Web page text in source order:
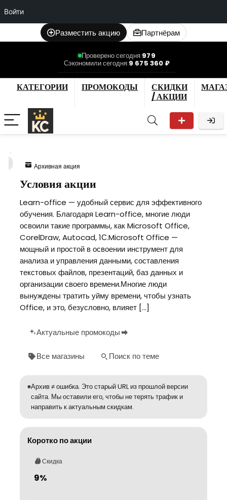
Войти
Разместить акцию Партнёрам
Проверено сегодня:979
Сэкономили сегодня:9 675 360 ₽
КАТЕГОРИИ ПРОМОКОДЫ
СКИДКИ
/ АКЦИИ
Архивная акция
Условия акции
Learn-office — удобный сервис для эффективного
обучения. Благодаря Learn-office, многие люди
освоили такие программы, как Microsoft Office,
CorelDraw, Autocad, 1С.Microsoft Office —
мощный и простой в освоении инструмент для
анализа и управления данными, составления
текстовых файлов, презентаций, баз данных и
организации своего времени.Многие люди
вынуждены тратить уйму времени, чтобы узнать
Office, и это, безусловно, влияет […]
Актуальные промокоды
Все магазины Поиск по теме
Архив ≠ ошибка. Это старый URL из прошлой версии
сайта. Мы оставили его, чтобы не терять трафик и
направить к актуальным скидкам.
Коротко по акции
Скидка
9%